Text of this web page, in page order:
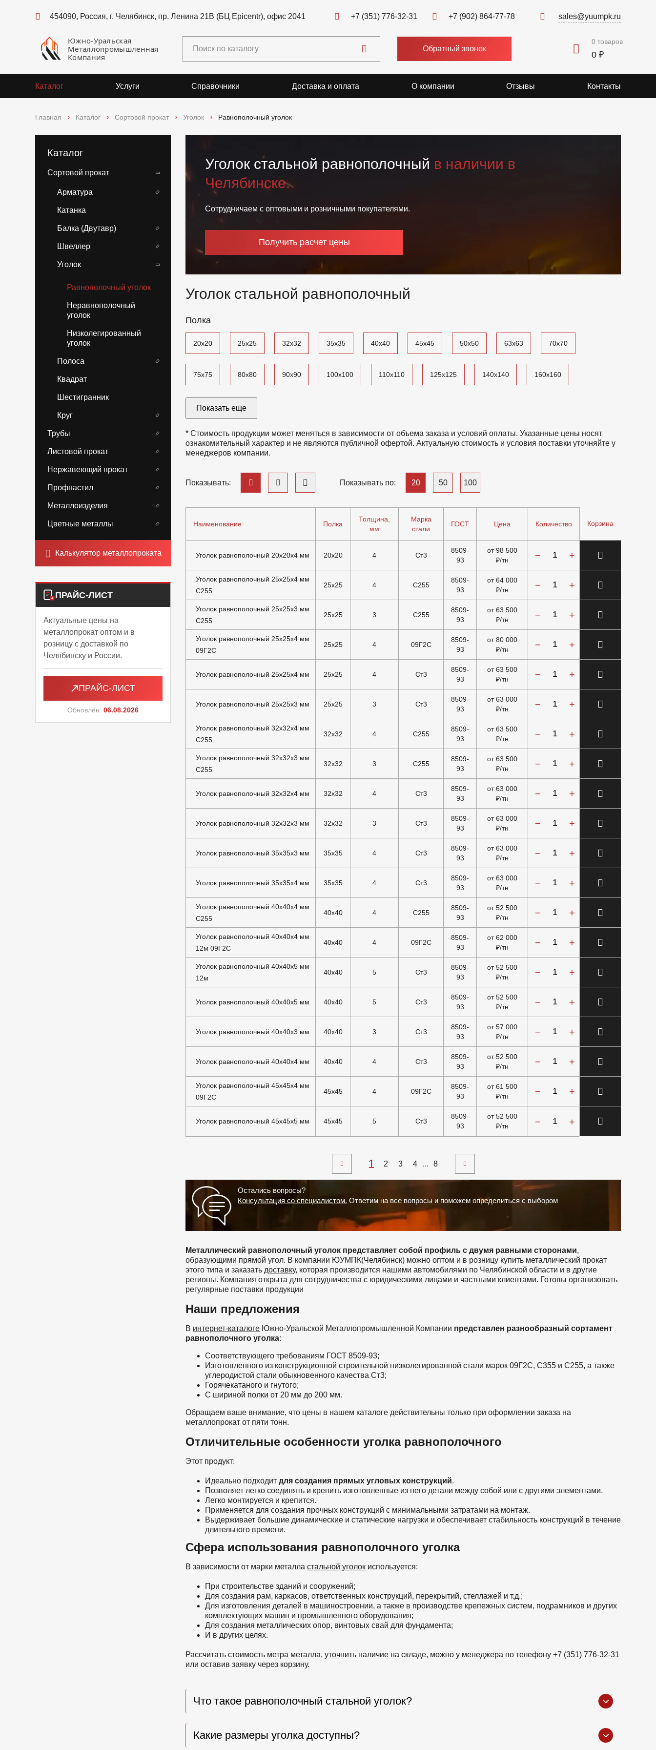
454090, Россия, г. Челябинск, пр. Ленина 21В (БЦ Epicentr), офис 2041 +7 (351) 776-32-31 +7 (902) 864-77-78 sales@yuumpk.ru
Южно-Уральская
Металлопромышленная
Компания
Обратный звонок
0 товаров
0 ₽
Каталог Услуги Справочники Доставка и оплата О компании Отзывы Контакты
Главная Каталог Сортовой прокат Уголок Равнополочный уголок
Каталог
Сортовой прокат
Арматура
Катанка
Балка (Двутавр)
Швеллер
Уголок
Равнополочный уголок
Неравнополочный
уголок
Низколегированный
уголок
Полоса
Квадрат
Шестигранник
Круг
Трубы
Листовой прокат
Нержавеющий прокат
Профнастил
Металлоизделия
Цветные металлы
Калькулятор металлопроката
ПРАЙС-ЛИСТ
Актуальные цены на
металлопрокат оптом и в
розницу с доставкой по
Челябинску и России.
ПРАЙС-ЛИСТ
Обновлён: 06.08.2026
Уголок стальной равнополочный в наличии в
Челябинске.
Сотрудничаем с оптовыми и розничными покупателями.
Получить расчет цены
Уголок стальной равнополочный
Полка
20x20 25x25 32x32 35x35 40x40 45x45 50x50 63x63 70x70
75x75 80x80 90x90 100x100 110x110 125x125 140x140 160x160
180x180 200x200
Показать еще
* Стоимость продукции может меняться в зависимости от объема заказа и условий оплаты. Указанные цены носят
ознакомительный характер и не являются публичной офертой. Актуальную стоимость и условия поставки уточняйте у
менеджеров компании.
Показывать: Показывать по: 20 50 100
Наименование Полка
Толщина,
мм
Марка
стали
ГОСТ Цена Количество Корзина
Уголок равнополочный 20х20х4 мм 20x20 4 Ст3
8509-
93
от 98 500
₽/тн
− +
Уголок равнополочный 25х25х4 мм
С255
25x25 4 С255
8509-
93
от 64 000
₽/тн
− +
Уголок равнополочный 25х25х3 мм
С255
25x25 3 С255
8509-
93
от 63 500
₽/тн
− +
Уголок равнополочный 25х25х4 мм
09Г2С
25x25 4 09Г2С
8509-
93
от 80 000
₽/тн
− +
Уголок равнополочный 25х25х4 мм 25x25 4 Ст3
8509-
93
от 63 500
₽/тн
− +
Уголок равнополочный 25х25х3 мм 25x25 3 Ст3
8509-
93
от 63 000
₽/тн
− +
Уголок равнополочный 32х32х4 мм
С255
32x32 4 С255
8509-
93
от 63 500
₽/тн
− +
Уголок равнополочный 32х32х3 мм
С255
32x32 3 С255
8509-
93
от 63 500
₽/тн
− +
Уголок равнополочный 32х32х4 мм 32x32 4 Ст3
8509-
93
от 63 000
₽/тн
− +
Уголок равнополочный 32х32х3 мм 32x32 3 Ст3
8509-
93
от 63 000
₽/тн
− +
Уголок равнополочный 35х35х3 мм 35x35 4 Ст3
8509-
93
от 63 000
₽/тн
− +
Уголок равнополочный 35х35х4 мм 35x35 4 Ст3
8509-
93
от 63 000
₽/тн
− +
Уголок равнополочный 40х40х4 мм
С255
40x40 4 С255
8509-
93
от 52 500
₽/тн
− +
Уголок равнополочный 40х40х4 мм
12м 09Г2С
40x40 4 09Г2С
8509-
93
от 62 000
₽/тн
− +
Уголок равнополочный 40х40х5 мм
12м
40x40 5 Ст3
8509-
93
от 52 500
₽/тн
− +
Уголок равнополочный 40х40х5 мм 40x40 5 Ст3
8509-
93
от 52 500
₽/тн
− +
Уголок равнополочный 40х40х3 мм 40x40 3 Ст3
8509-
93
от 57 000
₽/тн
− +
Уголок равнополочный 40х40х4 мм 40x40 4 Ст3
8509-
93
от 52 500
₽/тн
− +
Уголок равнополочный 45х45х4 мм
09Г2С
45x45 4 09Г2С
8509-
93
от 61 500
₽/тн
− +
Уголок равнополочный 45х45х5 мм 45x45 5 Ст3
8509-
93
от 52 500
₽/тн
− +
1 2 3 4 ... 8
Остались вопросы?
Консультация со специалистом. Ответим на все вопросы и поможем определиться с выбором
Металлический равнополочный уголок представляет собой профиль с двумя равными сторонами,
образующими прямой угол. В компании ЮУМПК(Челябинск) можно оптом и в розницу купить металлический прокат
этого типа и заказать доставку, которая производится нашими автомобилями по Челябинской области и в другие
регионы. Компания открыта для сотрудничества с юридическими лицами и частными клиентами. Готовы организовать
регулярные поставки продукции
Наши предложения
В интернет-каталоге Южно-Уральской Металлопромышленной Компании представлен разнообразный сортамент
равнополочного уголка:
Соответствующего требованиям ГОСТ 8509-93;
Изготовленного из конструкционной строительной низколегированной стали марок 09Г2С, С355 и С255, а также
углеродистой стали обыкновенного качества Ст3;
Горячекатаного и гнутого;
С шириной полки от 20 мм до 200 мм.
Обращаем ваше внимание, что цены в нашем каталоге действительны только при оформлении заказа на
металлопрокат от пяти тонн.
Отличительные особенности уголка равнополочного
Этот продукт:
Идеально подходит для создания прямых угловых конструкций.
Позволяет легко соединять и крепить изготовленные из него детали между собой или с другими элементами.
Легко монтируется и крепится.
Применяется для создания прочных конструкций с минимальными затратами на монтаж.
Выдерживает большие динамические и статические нагрузки и обеспечивает стабильность конструкций в течение
длительного времени.
Сфера использования равнополочного уголка
В зависимости от марки металла стальной уголок используется:
При строительстве зданий и сооружений;
Для создания рам, каркасов, ответственных конструкций, перекрытий, стеллажей и т.д.;
Для изготовления деталей в машиностроении, а также в производстве крепежных систем, подрамников и других
комплектующих машин и промышленного оборудования;
Для создания металлических опор, винтовых свай для фундамента;
И в других целях.
Рассчитать стоимость метра металла, уточнить наличие на складе, можно у менеджера по телефону +7 (351) 776-32-31
или оставив заявку через корзину.
Что такое равнополочный стальной уголок?
Какие размеры уголка доступны?